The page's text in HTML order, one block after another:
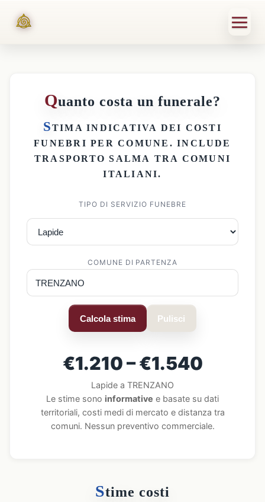
Quanto costa un funerale?
STIMA INDICATIVA DEI COSTI
FUNEBRI PER COMUNE . INCLUDE
TRASPORTO SALMA TRA COMUNI
ITALIANI.
TIPO DI SERVIZIO FUNEBRE
COMUNE DI PARTENZA
Calcola stima Pulisci
€1.210 – €1.540
Lapide a TRENZANO
Le stime sono informative e basate su dati
territoriali, costi medi di mercato e distanza tra
comuni. Nessun preventivo commerciale.
Stime costi